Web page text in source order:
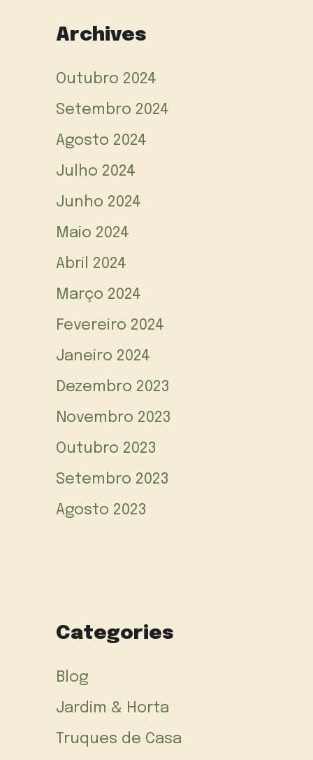
Archives
Outubro 2024
Setembro 2024
Agosto 2024
Julho 2024
Junho 2024
Maio 2024
Abril 2024
Março 2024
Fevereiro 2024
Janeiro 2024
Dezembro 2023
Novembro 2023
Outubro 2023
Setembro 2023
Agosto 2023
Categories
Blog
Jardim & Horta
Truques de Casa